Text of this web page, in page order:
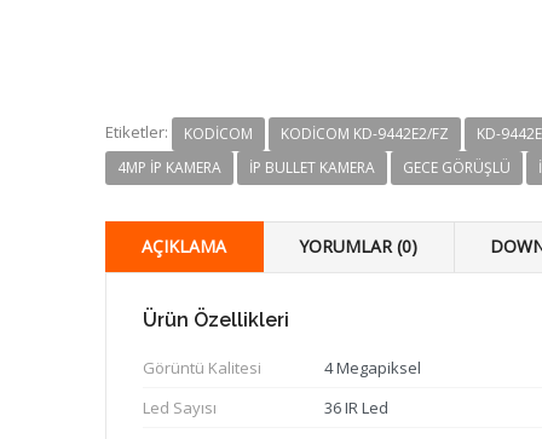
Etiketler: KODICOM KODICOM KD-9442E2/FZ
KD-
4MP IP KAMERA
IP BULLET KAMERA GECE GÖRÜŞLÜ
AÇIKLAMA YORUMLAR (0)
Ürün Özellikleri
Görüntü Kalitesi
4 Megapiksel
Led Sayısı
36 IR Led